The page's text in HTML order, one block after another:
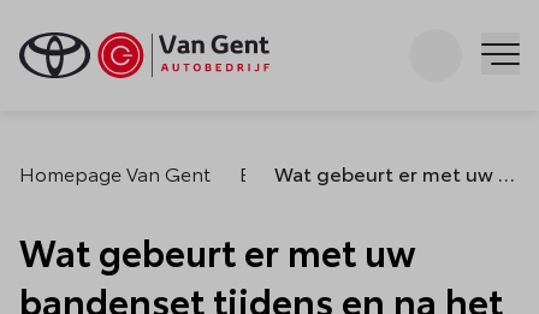
Zoeken
Homepage Van Gent Wat gebeurt er met uw bandenset tijdens en na het wisselen?
Wat gebeurt er met uw
bandenset tijdens en na het